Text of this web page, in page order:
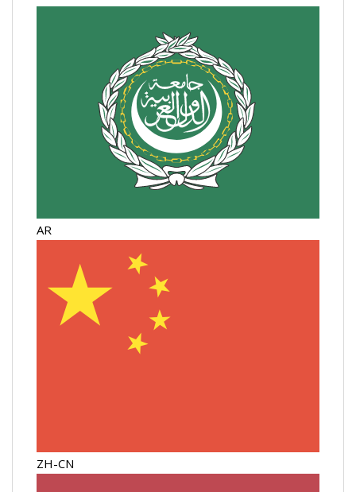
AR
ZH-CN